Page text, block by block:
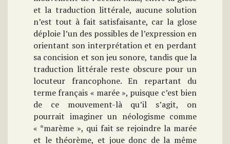
et la traduction littérale, aucune solution
n’est tout à fait satisfaisante, car la glose
déploie l’un des possibles de l’expression en
orientant son interprétation et en perdant
sa concision et son jeu sonore, tandis que la
traduction littérale reste obscure pour un
locuteur francophone. En repartant du
terme français « marée », puisque c’est bien
de ce mouvement-là qu’il s’agit, on
pourrait imaginer un néologisme comme
« *marème », qui fait se rejoindre la marée
et le théorème, et joue donc de la même